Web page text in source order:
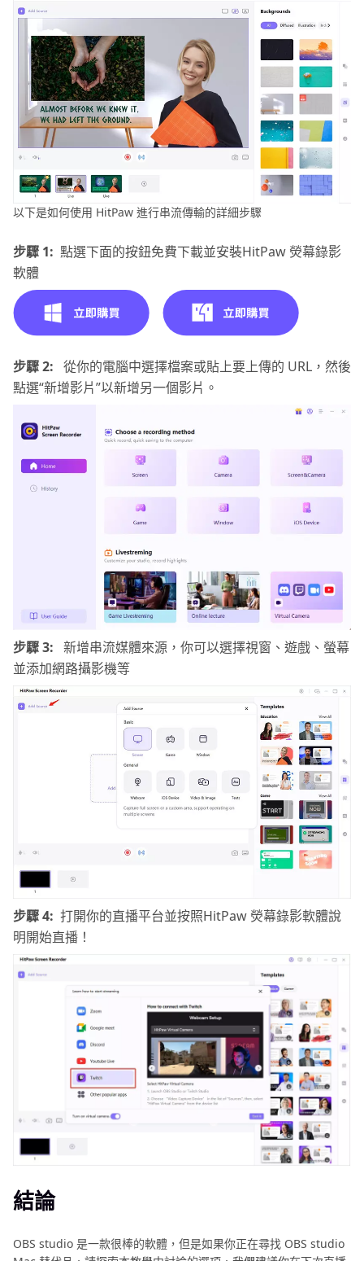
以下是如何使用 HitPaw 進行串流傳輸的詳細步驟
步驟 1: 點選下面的按鈕免費下載並安裝HitPaw 熒幕錄影
軟體
步驟 2: 從你的電腦中選擇檔案或貼上要上傳的 URL，然後
點選“新增影片”以新增另一個影片。
步驟 3: 新增串流媒體來源，你可以選擇視窗、遊戲、螢幕
並添加網路攝影機等
步驟 4: 打開你的直播平台並按照HitPaw 熒幕錄影軟體說
明開始直播！
結論
OBS studio 是一款很棒的軟體，但是如果你正在尋找 OBS studio